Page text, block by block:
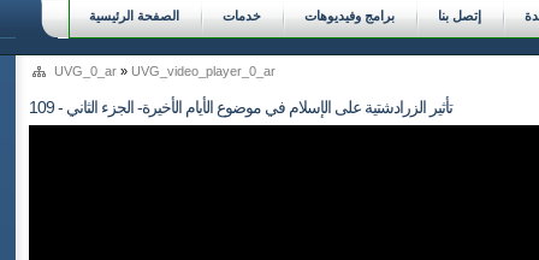
الصفحة الرئيسية خدمات برامج وفيديوهات إتصل بنا
UVG_0_ar » UVG_video_player_0_ar
109 - تأثير الزرادشتية على الإسلام في موضوع الأيام الأخيرة- الجزء الثاني